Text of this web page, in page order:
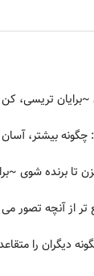
~برایان تریسی،
بیشتر،
تا برنده شوی
از آنچه تصور می
دیگران را